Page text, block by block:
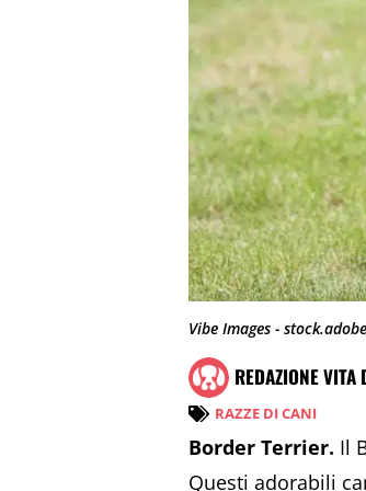
Vibe Images -
REDAZIONE VITA
RAZZE DI CANI
Border Terrier. Il
Questi adorabili